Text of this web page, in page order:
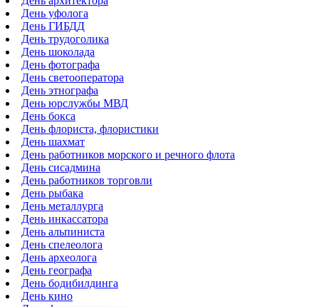
День уфолога
День ГИБДД
День трудоголика
День шоколада
День фотографа
День светооператора
День этнографа
День юрслужбы МВД
День бокса
День флориста, флористики
День шахмат
День работников морского и речного флота
День сисадмина
День работников торговли
День рыбака
День металлурга
День инкассатора
День альпиниста
День спелеолога
День археолога
День географа
День бодибилдинга
День кино